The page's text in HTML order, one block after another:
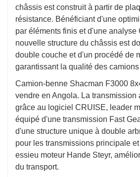
châssis est construit à partir de
résistance. Bénéficiant d'une
par éléments finis et d'une analyse
nouvelle structure du châssis est
double couche et d'un procédé de
garantissant la qualité des
Camion-benne Shacman F3000
vendre en Angola. La transmission
grâce au logiciel CRUISE, leader
équipé d'une transmission Fast
d'une structure unique à double
pour les transmissions principale
essieu moteur Hande Steyr,
du transport.